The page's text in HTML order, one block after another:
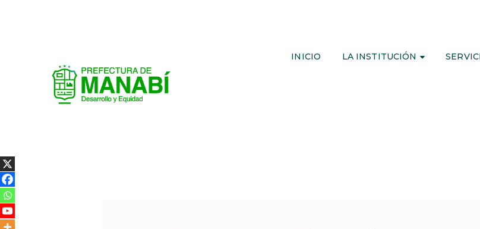
INICIO LA INSTITUCIÓN